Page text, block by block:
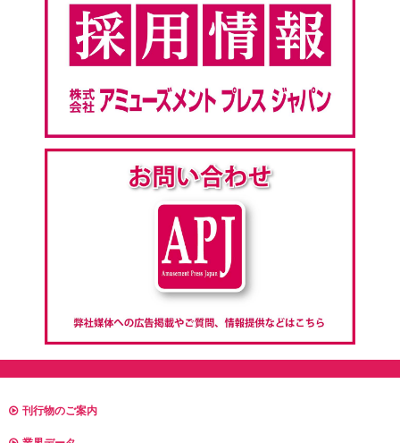
刊行物のご案内